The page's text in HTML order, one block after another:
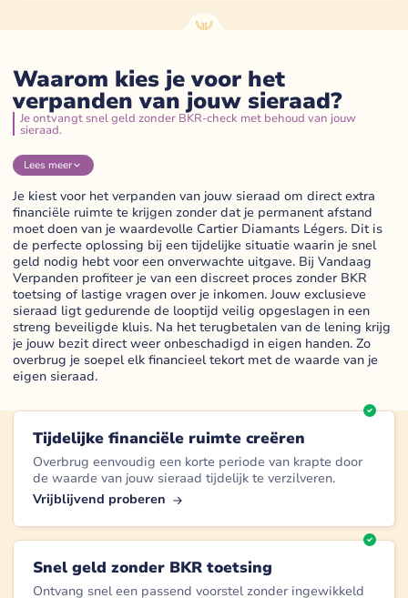
Waarom kies je voor het
verpanden van jouw sieraad?
Je ontvangt snel geld zonder BKR-check met behoud van jouw
sieraad.
Lees meer
Je kiest voor het verpanden van jouw sieraad om direct extra
financiële ruimte te krijgen zonder dat je permanent afstand
moet doen van je waardevolle Cartier Diamants Légers. Dit is
de perfecte oplossing bij een tijdelijke situatie waarin je snel
geld nodig hebt voor een onverwachte uitgave. Bij Vandaag
Verpanden profiteer je van een discreet proces zonder BKR
toetsing of lastige vragen over je inkomen. Jouw exclusieve
sieraad ligt gedurende de looptijd veilig opgeslagen in een
streng beveiligde kluis. Na het terugbetalen van de lening krijg
je jouw bezit direct weer onbeschadigd in eigen handen. Zo
overbrug je soepel elk financieel tekort met de waarde van je
eigen sieraad.
Tijdelijke financiële ruimte creëren
Overbrug eenvoudig een korte periode van krapte door
de waarde van jouw sieraad tijdelijk te verzilveren.
Vrijblijvend proberen
Snel geld zonder BKR toetsing
Ontvang snel een passend voorstel zonder ingewikkeld